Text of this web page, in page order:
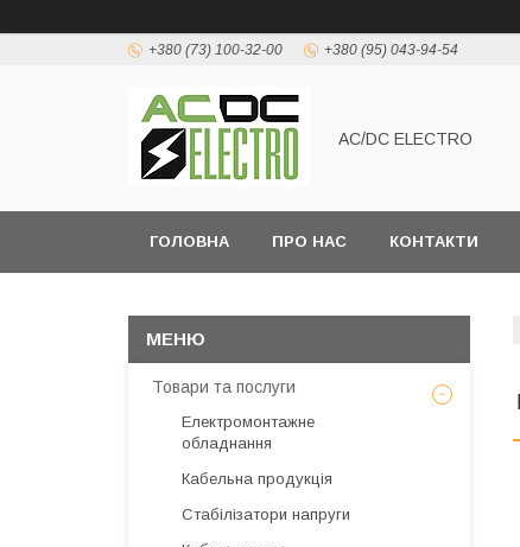
+380 (73) 100-32-00 +380 (95) 043-94-54
AC/DC ELECTRO
ГОЛОВНА ПРО НАС КОНТАКТИ
Товари та послуги
Електромонтажне
обладнання
Кабельна продукція
Стабілізатори напруги